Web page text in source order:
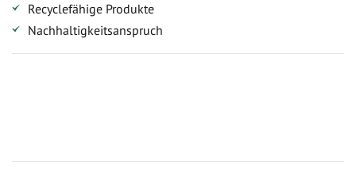
Recyclefähige Produkte
Nachhaltigkeitsanspruch